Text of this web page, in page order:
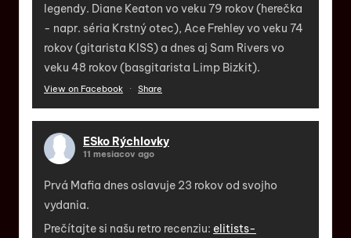
legendy. Diane Keaton vo veku 79 rokov (herečka
- napr. séria Krstný otec), Ace Frehley vo veku 74
rokov (gitarista KISS) a dnes aj Sam Rivers vo
veku 48 rokov (basgitarista Limp Bizkit).
View on Facebook · Share
ESko Rýchlovky
11 mesiacov ago
Prvá Mafia dnes oslavuje 23 rokov od svojho
vydania.
Prečítajte si našu retro recenziu: elitists-